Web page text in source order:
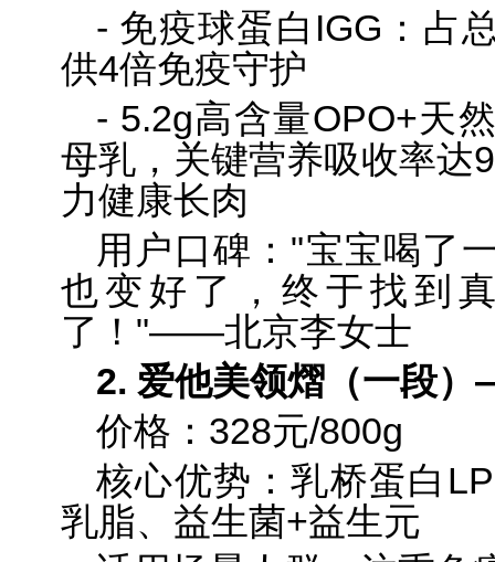
- 免疫球蛋白IGG：占
供4倍免疫守护
- 5.2g高含量OPO+天
母乳，关键营养吸收率达
力健康长肉
用户口碑："宝宝喝了
也变好了，终于找到
了！"——北京李女士
2. 爱他美领熠（一段
价格：328元/800g
核心优势：乳桥蛋白
乳脂、益生菌+益生元